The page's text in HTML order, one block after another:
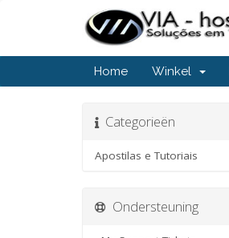
Home Winkel
Categorieën
Apostilas e Tutoriais
Ondersteuning